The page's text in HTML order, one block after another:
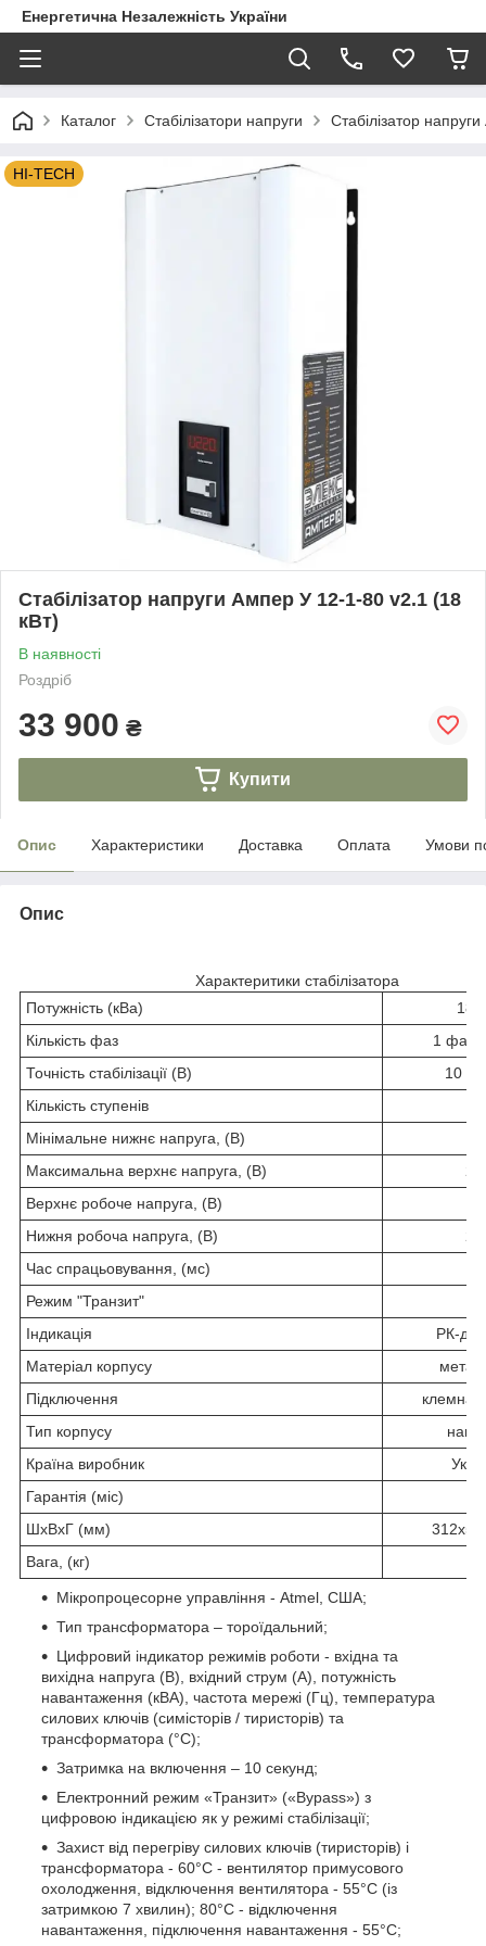
Енергетична Незалежність України
Каталог Стабілізатори напруги Стабілізатор
HI-TECH
Стабілізатор напруги Ампер У 12-1-80 v2.1 (18
кВт)
В наявності
Роздріб
33 900 ₴
Купити
Опис Характеристики Доставка Оплата Умови
Опис
Характеритики стабілізатора
Потужність (кВа)
Кількість фаз
1
Точність стабілізації (В)
10
Кількість ступенів
Мінімальне нижнє напруга, (В)
Максимальна верхнє напруга, (В)
Верхнє робоче напруга, (В)
Нижня робоча напруга, (В)
Час спрацьовування, (мс)
Режим "Транзит"
Індикація
РК-
Матеріал корпусу
Підключення
клемна
Тип корпусу
Країна виробник
Гарантія (міс)
ШхВхГ (мм)
Вага, (кг)
Мікропроцесорне управління - Atmel, США;
Тип трансформатора – тороїдальний;
Цифровий індикатор режимів роботи - вхідна та
вихідна напруга (В), вхідний струм (А), потужність
навантаження (кВА), частота мережі (Гц), температура
силових ключів (симісторів / тиристорів) та
трансформатора (°C);
Затримка на включення – 10 секунд;
Електронний режим «Транзит» («Bypass») з
цифровою індикацією як у режимі стабілізації;
Захист від перегріву силових ключів (тиристорів) і
трансформатора - 60°C - вентилятор примусового
охолодження, відключення вентилятора - 55°C (із
затримкою 7 хвилин); 80°C - відключення
навантаження, підключення навантаження - 55°C;